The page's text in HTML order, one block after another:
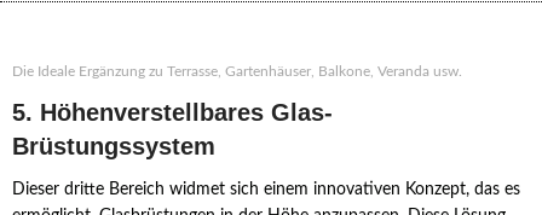
Die Ideale Ergänzung zu Terrasse, Gartenhäuser, Balkone, Veranda usw.
5. Höhenverstellbares Glas-
Brüstungssystem
Dieser dritte Bereich widmet sich einem innovativen Konzept, das es